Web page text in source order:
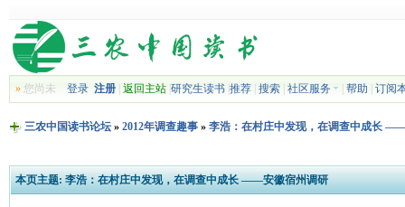
»您尚未 登录 注册| 返回主站| 研究生读书| 推荐| 搜索| 社区服务 帮助 订阅
三农中国读书论坛» 2012年调查趣事» 李浩：在村庄中发现，在调查中成长
本页主题: 李浩：在村庄中发现，在调查中成长 ——安徽宿州调研